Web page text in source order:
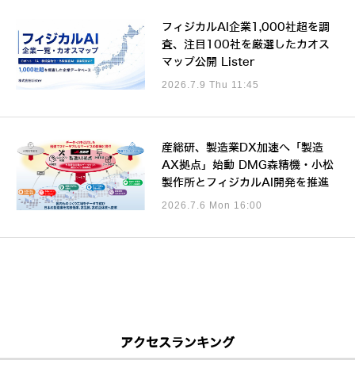
フィジカルAI企業1,000社超を調
査、注目100社を厳選したカオス
マップ公開 Lister
2026.7.9 Thu 11:45
産総研、製造業DX加速へ「製造
AX拠点」始動 DMG森精機・小松
製作所とフィジカルAI開発を推進
2026.7.6 Mon 16:00
アクセスランキング